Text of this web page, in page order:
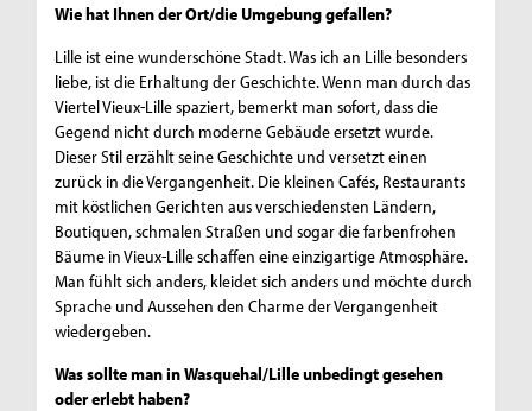
Wie hat Ihnen der Ort/die Umgebung gefallen?
Lille ist eine wunderschöne Stadt. Was ich an Lille besonders
liebe, ist die Erhaltung der Geschichte. Wenn man durch das
Viertel Vieux-Lille spaziert, bemerkt man sofort, dass die
Gegend nicht durch moderne Gebäude ersetzt wurde.
Dieser Stil erzählt seine Geschichte und versetzt einen
zurück in die Vergangenheit. Die kleinen Cafés, Restaurants
mit köstlichen Gerichten aus verschiedensten Ländern,
Boutiquen, schmalen Straßen und sogar die farbenfrohen
Bäume in Vieux-Lille schaffen eine einzigartige Atmosphäre.
Man fühlt sich anders, kleidet sich anders und möchte durch
Sprache und Aussehen den Charme der Vergangenheit
wiedergeben.
Was sollte man in Wasquehal/Lille unbedingt gesehen
oder erlebt haben?